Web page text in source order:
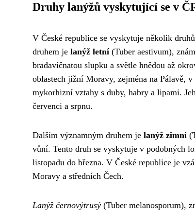
Druhy lanýžů vyskytující se v
V České republice se vyskytuje několik
druhem je lanýž letní(Tuber aestivum),
bradavičnatou slupku a světle hnědou až
oblastech jižní Moravy, zejména na Pálavě,
mykorhizní vztahy s duby, habry a lipami.
červenci a srpnu.
Dalším významným druhem je lanýž zimní
vůní. Tento druh se vyskytuje v podobných
listopadu do března. V České republice je
Moravy a středních Čech.
Lanýž černovýtrusý (Tuber melanosporum),